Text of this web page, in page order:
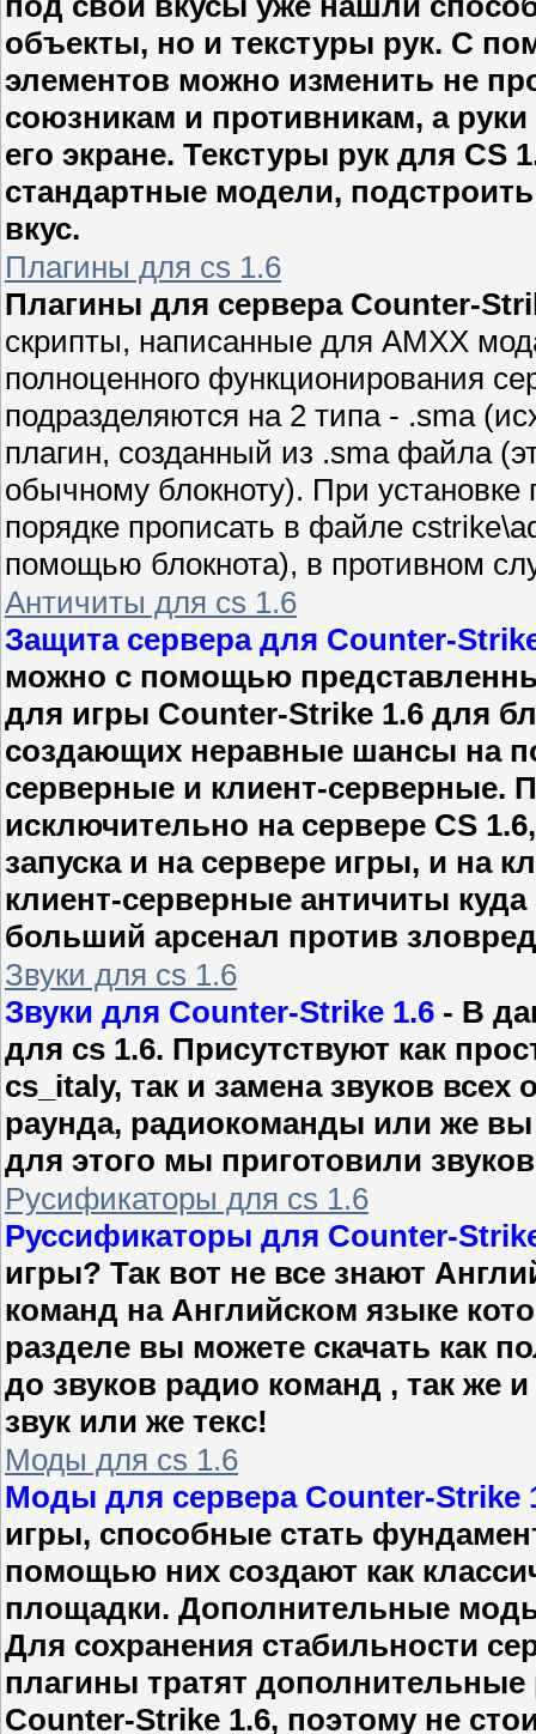
объекты, но и текстуры рук. С
элементов можно изменить не
союзникам и противникам, а
его экране. Текстуры рук для CS
стандартные модели,
вкус.
Плагины для cs 1.6
Плагины для сервера Counter-
скрипты, написанные для AMXX
полноценного функционирования
подразделяются на 2 типа - .sma
плагин, созданный из .sma файла
обычному блокноту). При
порядке прописать в файле
помощью блокнота), в противном
Античиты для cs 1.6
Защита сервера для Counter-
можно с помощью
для игры Counter-Strike 1.6 для
создающих неравные шансы на
серверные и клиент-серверные.
исключительно на сервере CS
запуска и на сервере игры, и на
клиент-серверные античиты
больший арсенал против
Звуки для cs 1.6
Звуки для Counter-Strike 1.6 - В
для cs 1.6. Присутствуют как
cs_italy, так и замена звуков
раунда, радиокоманды или же вы
для этого мы приготовили
Русификаторы для cs 1.6
Руссификаторы для Counter-
игры? Так вот не все знают
команд на Английском языке
разделе вы можете скачать как
до звуков радио команд , так же
звук или же текс!
Моды для cs 1.6
Моды для сервера Counter-Strike
игры, способные стать
помощью них создают как
площадки. Дополнительные
Для сохранения стабильности
плагины тратят
Counter-Strike 1.6, поэтому не